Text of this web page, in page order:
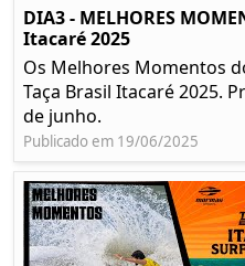
DIA3 - MELHORES
Itacaré 2025
Os Melhores Momentos
Taça Brasil Itacaré 2025.
de junho.
Publicado em 19/06/2025